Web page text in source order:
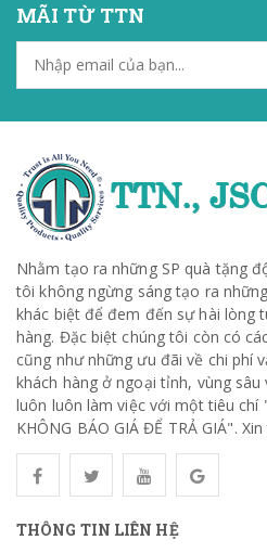
MÃI TỪ TTN
Nhằm tạo ra những SP quà tặng
tôi không ngừng sáng tạo ra
khác biệt để đem đến sự hài lòng
hàng. Đặc biệt chúng tôi còn có
cũng như những ưu đãi về chi phí
khách hàng ở ngoại tỉnh, vùng sâu
luôn luôn làm việc với một tiêu chí
KHÔNG BÁO GIÁ ĐỂ TRẢ GIÁ".
THÔNG TIN LIÊN HỆ